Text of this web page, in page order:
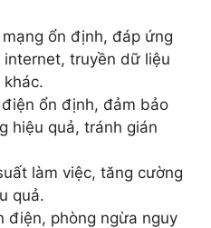
ổn định, đáp ứng
internet, truyền dữ liệu
ổn định, đảm bảo
hiệu quả, tránh gián
làm việc, tăng cường
quả.
điện, phòng ngừa nguy